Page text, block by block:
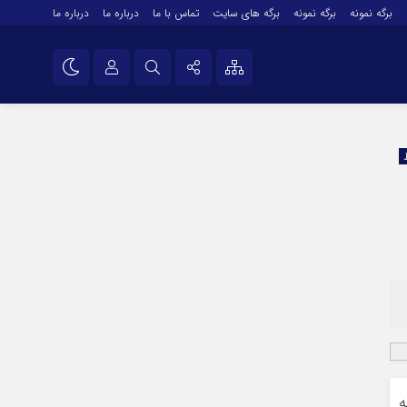
برگه نمونه برگه نمونه برگه های سایت تماس با ما درباره ما درباره ما